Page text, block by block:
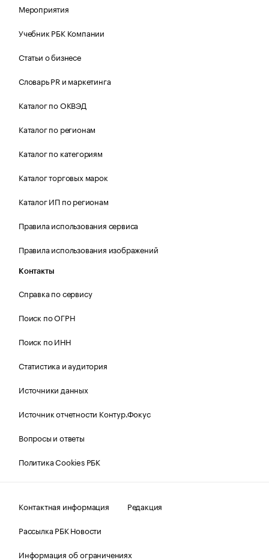
Мероприятия
Учебник РБК Компании
Статьи о бизнесе
Словарь PR и маркетинга
Каталог по ОКВЭД
Каталог по регионам
Каталог по категориям
Каталог торговых марок
Каталог ИП по регионам
Правила использования сервиса
Правила использования изображений
Контакты
Справка по сервису
Поиск по ОГРН
Поиск по ИНН
Статистика и аудитория
Источники данных
Источник отчетности Контур.Фокус
Вопросы и ответы
Политика Cookies РБК
Контактная информация
Редакция
Рассылка РБК Новости
Информация об ограничениях